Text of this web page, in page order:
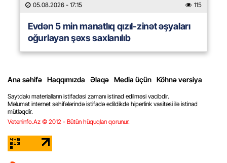
05.08.2026 - 17:15 115
Evdən 5 min manatlıq qızıl-zinət əşyaları
oğurlayan şəxs saxlanılıb
Ana səhifə Haqqımızda Əlaqə Media üçün Köhnə versiya
Saytdakı materialların istifadəsi zamanı istinad edilməsi vacibdir.
Məlumat internet səhifələrində istifadə edildikdə hiperlink vasitəsi ilə istinad
mütləqdir.
Veteninfo.Az © 2012 - Bütün hüquqları qorunur.